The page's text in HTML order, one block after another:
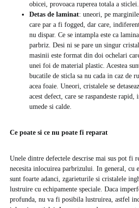
obicei, provoaca ruperea totala a sticlei.
Detas de laminat: uneori, pe
care par a fi fogged, dar care,
nu dispar. Ce se intampla este ca
parbriz. Desi ni se pare un singur
masinii este format din doi ochelari
unei foi de material plastic. Acestea
bucatile de sticla sa nu cada in caz de
acea foaie. Uneori, cristalele se
acest defect, care se raspandeste rapid,
umede si calde.
Ce poate si ce nu poate fi reparat
Unele dintre defectele descrise mai sus pot fi
necesita inlocuirea parbrizului. In general, cu
sunt foarte adanci, zgarieturile si cristalele
lustruire cu echipamente speciale. Daca
profunda, nu va fi posibila lustruirea, astfel